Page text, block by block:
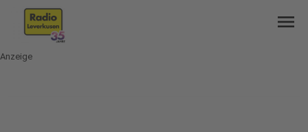
menu
Anzeige